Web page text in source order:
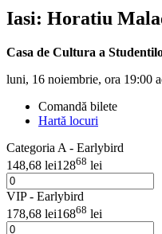
Iasi: Horatiu
Casa de Cultura a
luni, 16 noiembrie, ora 19:00
Comandă bilete
Hartă locuri
Categoria A - Earlybird
148,68 lei12868 lei
VIP - Earlybird
178,68 lei16868 lei